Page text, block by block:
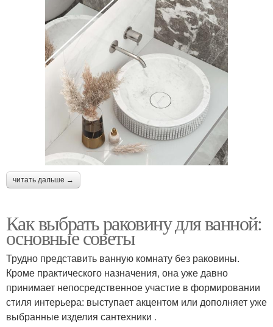
читать дальше →
Как выбрать раковину для ванной:
основные советы
Трудно представить ванную комнату без раковины.
Кроме практического назначения, она уже давно
принимает непосредственное участие в формировании
стиля интерьера: выступает акцентом или дополняет уже
выбранные изделия сантехники .